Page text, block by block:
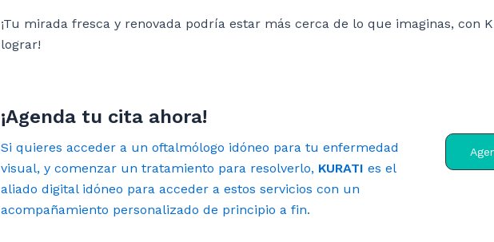
¡Tu mirada fresca y renovada podría estar más cerca de lo que imaginas, con
lograr!
¡Agenda tu cita ahora!
Si quieres acceder a un oftalmólogo idóneo para tu enfermedad
visual, y comenzar un tratamiento para resolverlo, KURATI es el
aliado digital idóneo para acceder a estos servicios con un
acompañamiento personalizado de principio a fin.